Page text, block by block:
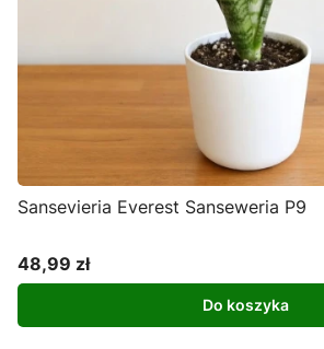
Sansevieria Everest Sanseweria P9
Cena
48,99 zł
Do koszyka